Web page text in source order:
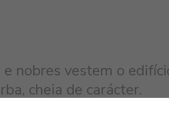
nobres vestem o
cheia de carácter.